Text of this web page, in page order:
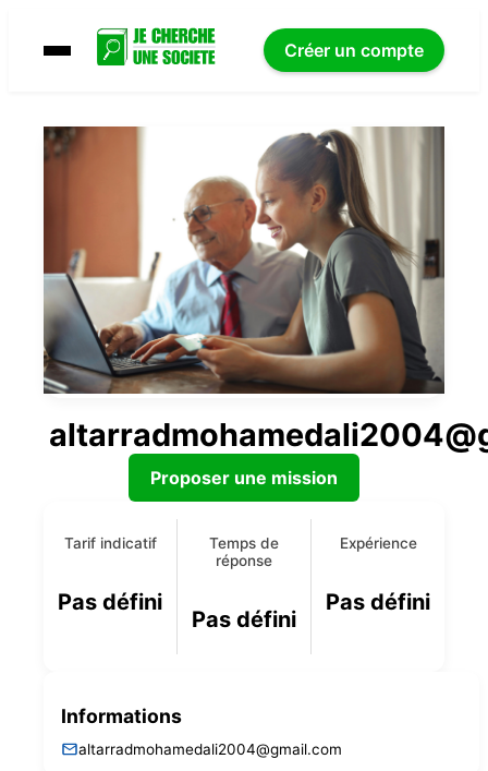
Créer un compte
Proposer une mission
Tarif indicatif
Pas défini
Temps de
réponse
Pas défini
Expérience
Pas défini
Informations
altarradmohamedali2004@gmail.com